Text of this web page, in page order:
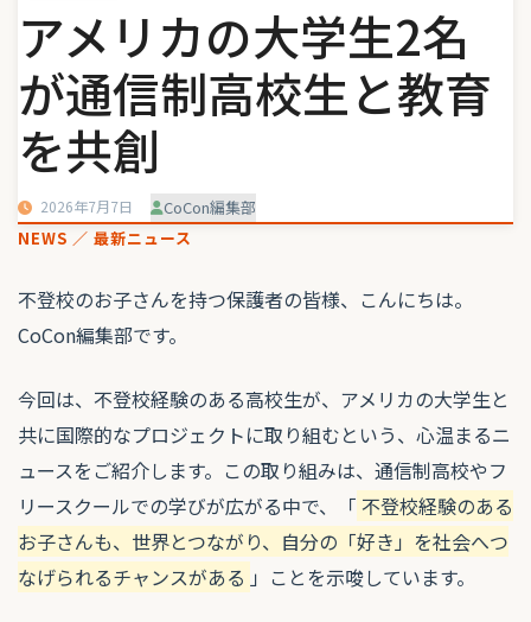
アメリカの大学生2名
が通信制高校生と教育
を共創
2026年7月7日
CoCon編集部
NEWS ／ 最新ニュース
不登校のお子さんを持つ保護者の皆様、こんにちは。
CoCon編集部です。
今回は、不登校経験のある高校生が、アメリカの大学生と
共に国際的なプロジェクトに取り組むという、心温まるニ
ュースをご紹介します。この取り組みは、通信制高校やフ
リースクールでの学びが広がる中で、「 不登校経験のある
お子さんも、世界とつながり、自分の「好き」を社会へつ
なげられるチャンスがある 」ことを示唆しています。